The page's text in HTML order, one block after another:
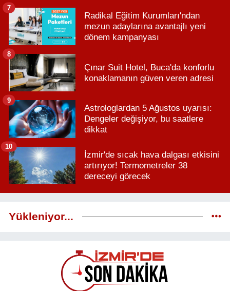
Radikal Eğitim Kurumları'ndan
mezun adaylarına avantajlı yeni
dönem kampanyası
7
Çınar Suit Hotel, Buca'da konforlu
konaklamanın güven veren adresi
8
Astrologlardan 5 Ağustos uyarısı:
Dengeler değişiyor, bu saatlere
dikkat
9
İzmir'de sıcak hava dalgası etkisini
artırıyor! Termometreler 38
dereceyi görecek
10
Yükleniyor...